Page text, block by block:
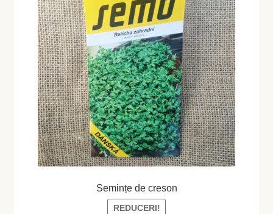
Plată și Livrare
Politică de confidențialitate
Servicii
Termeni și condiții
Semințe de creson
REDUCERI!